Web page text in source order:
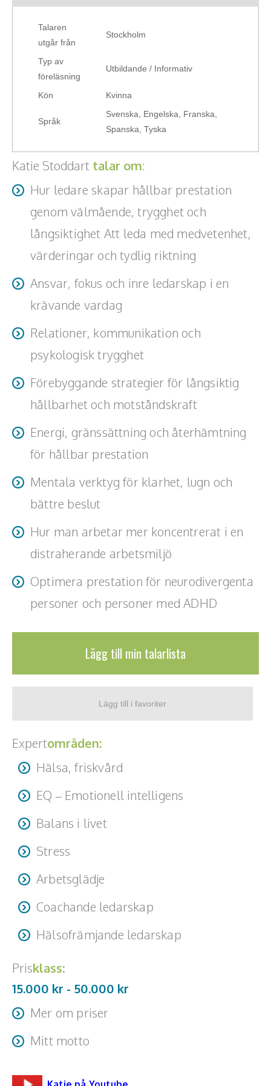
Teamwork, teambuilding, relationer
Vård, omsorg, beroende
Kända personer
Företagsledare
Författare
Alla talare
Alla ämnen
¤ Workshops (90 min – halvdag)
tränar, testar och omsätter kunskap i praktiken.
Talaren
utgår från
Stockholm
Typ av
föreläsning
Utbildande / Informativ
Kön Kvinna
Språk
Svenska, Engelska, Franska,
Spanska, Tyska
Katie Stoddart talar om:
Hur ledare skapar hållbar prestation
genom välmående, trygghet och
långsiktighet Att leda med medvetenhet,
värderingar och tydlig riktning
Ansvar, fokus och inre ledarskap i en
krävande vardag
Relationer, kommunikation och
psykologisk trygghet
Förebyggande strategier för långsiktig
hållbarhet och motståndskraft
Energi, gränssättning och återhämtning
för hållbar prestation
Mentala verktyg för klarhet, lugn och
bättre beslut
Hur man arbetar mer koncentrerat i en
distraherande arbetsmiljö
Optimera prestation för neurodivergenta
personer och personer med ADHD
Lägg till min talarlista
Expertområden:
Hälsa, friskvård
EQ – Emotionell intelligens
Balans i livet
Stress
Arbetsglädje
Coachande ledarskap
Hälsofrämjande ledarskap
Prisklass:
15.000 kr - 50.000 kr
Mer om priser
22 000 Kr for a workshop of 90min. (excluding travel &
accommodation)
(excluding travel & accommodation)
Mitt motto